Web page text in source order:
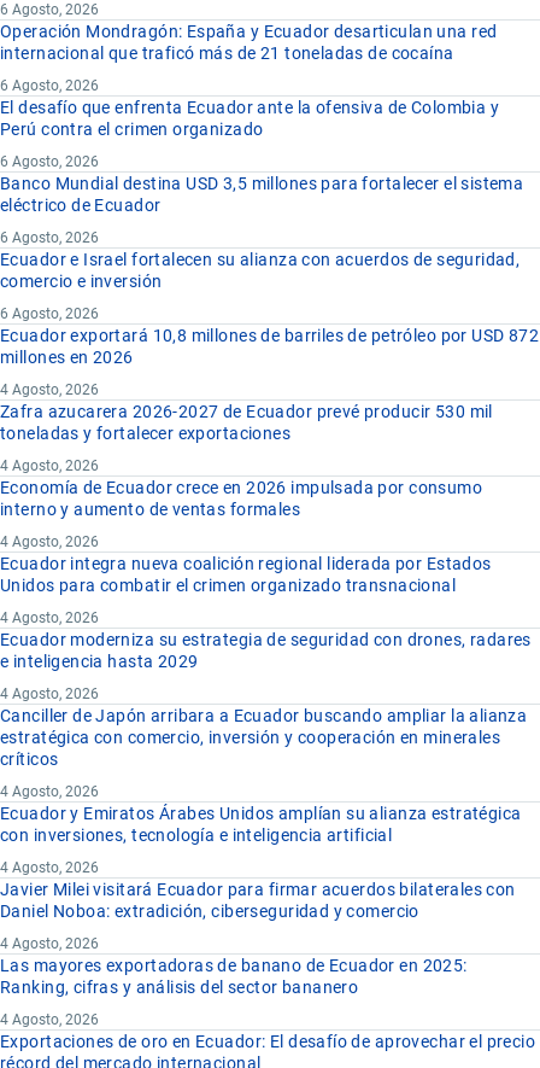
6 Agosto, 2026
Operación Mondragón: España y Ecuador desarticulan una red
internacional que traficó más de 21 toneladas de cocaína
6 Agosto, 2026
El desafío que enfrenta Ecuador ante la ofensiva de Colombia y
Perú contra el crimen organizado
6 Agosto, 2026
Banco Mundial destina USD 3,5 millones para fortalecer el sistema
eléctrico de Ecuador
6 Agosto, 2026
Ecuador e Israel fortalecen su alianza con acuerdos de seguridad,
comercio e inversión
6 Agosto, 2026
Ecuador exportará 10,8 millones de barriles de petróleo por USD 872
millones en 2026
4 Agosto, 2026
Zafra azucarera 2026-2027 de Ecuador prevé producir 530 mil
toneladas y fortalecer exportaciones
4 Agosto, 2026
Economía de Ecuador crece en 2026 impulsada por consumo
interno y aumento de ventas formales
4 Agosto, 2026
Ecuador integra nueva coalición regional liderada por Estados
Unidos para combatir el crimen organizado transnacional
4 Agosto, 2026
Ecuador moderniza su estrategia de seguridad con drones, radares
e inteligencia hasta 2029
4 Agosto, 2026
Canciller de Japón arribara a Ecuador buscando ampliar la alianza
estratégica con comercio, inversión y cooperación en minerales
críticos
4 Agosto, 2026
Ecuador y Emiratos Árabes Unidos amplían su alianza estratégica
con inversiones, tecnología e inteligencia artificial
4 Agosto, 2026
Javier Milei visitará Ecuador para firmar acuerdos bilaterales con
Daniel Noboa: extradición, ciberseguridad y comercio
4 Agosto, 2026
Las mayores exportadoras de banano de Ecuador en 2025:
Ranking, cifras y análisis del sector bananero
4 Agosto, 2026
Exportaciones de oro en Ecuador: El desafío de aprovechar el precio
récord del mercado internacional